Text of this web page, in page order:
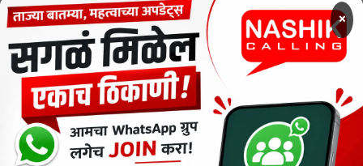
MENU
CODE OF ETHICS FOR DIGITAL NEWS WEBSITES
Contact Us
Privacy Policy
Short News
×